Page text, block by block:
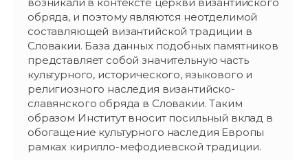
обряда, и поэтому являются неотделимой
составляющей византийской традиции в
Словакии. База данных подобных памятников
представляет собой значительную часть
культурного, исторического, языкового и
религиозного наследия византийско-
славянского обряда в Словакии. Таким
образом Институт вносит посильный вклад в
обогащение культурного наследия Европы
рамках кирилло-мефодиевской традиции.